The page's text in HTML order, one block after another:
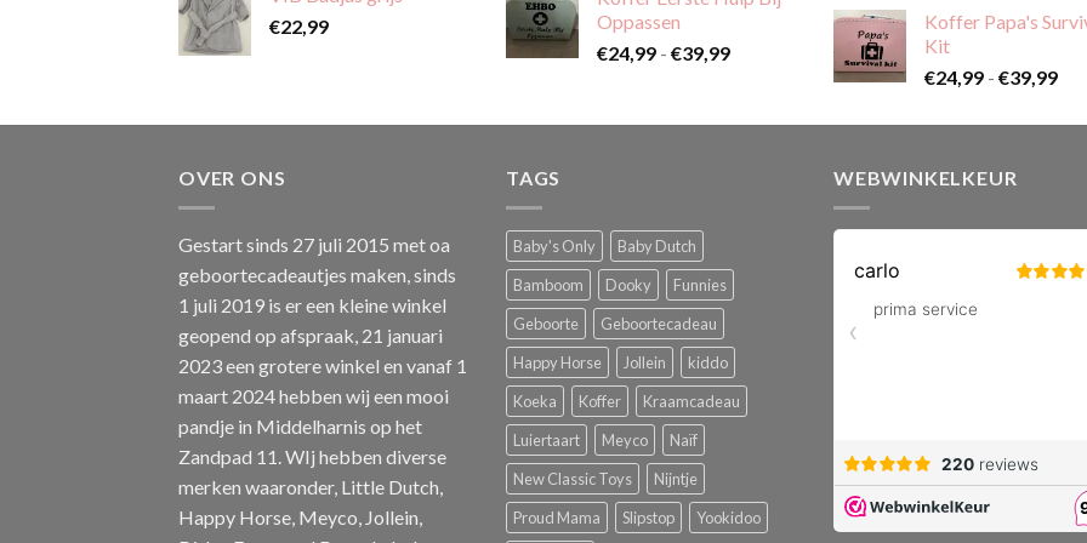
€22,99
Oppassen
€24,99 - €39,99Prijsklasse:
€39,99
Koffer Papa's
Kit
€24,99 - €39,99
tot
OVER ONS
Gestart sinds 27 juli 2015 met oa
geboortecadeautjes maken, sinds
1 juli 2019 is er een kleine winkel
geopend op afspraak, 21 januari
2023 een grotere winkel en vanaf 1
maart 2024 hebben wij een mooi
pandje in Middelharnis op het
Zandpad 11. WIj hebben diverse
merken waaronder, Little Dutch,
Happy Horse, Meyco, Jollein,
TAGS
Baby's Only
Baby Dutch
Bamboom
Dooky
Funnies
Geboorte
Geboortecadeau
Happy Horse
Jollein
kiddo
Koeka
Koffer
Kraamcadeau
Luiertaart
Meyco
Naïf
New Classic Toys
Nijntje
Proud Mama
Slipstop Yookidoo
WEBWINKELKEUR